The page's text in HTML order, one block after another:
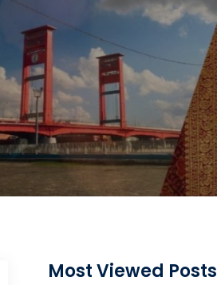
Most Viewed Posts